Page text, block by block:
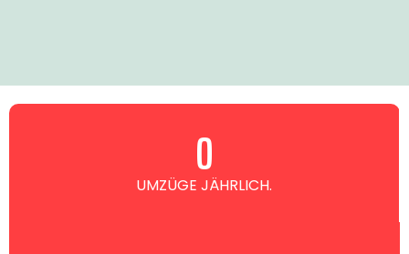
UMZÜGE JÄHRLICH.
0